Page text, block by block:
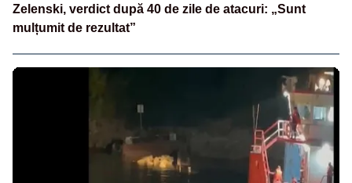
Zelenski, verdict după 40 de zile de atacuri: „Sunt
mulțumit de rezultat”